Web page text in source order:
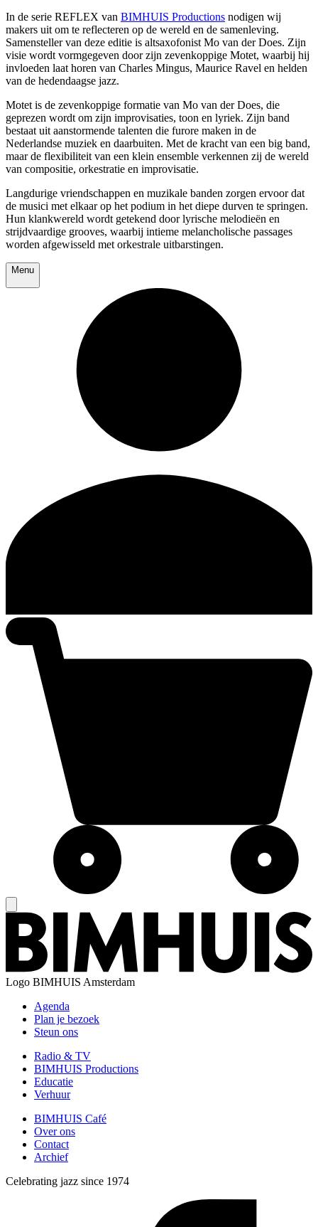
In de serie REFLEX van BIMHUIS Productions nodigen wij
makers uit om te reflecteren op de wereld en de samenleving.
Samensteller van deze editie is altsaxofonist Mo van der Does. Zijn
visie wordt vormgegeven door zijn zevenkoppige Motet, waarbij hij
invloeden laat horen van Charles Mingus, Maurice Ravel en helden
van de hedendaagse jazz.
Motet is de zevenkoppige formatie van Mo van der Does, die
geprezen wordt om zijn improvisaties, toon en lyriek. Zijn band
bestaat uit aanstormende talenten die furore maken in de
Nederlandse muziek en daarbuiten. Met de kracht van een big band,
maar de flexibiliteit van een klein ensemble verkennen zij de wereld
van compositie, orkestratie en improvisatie.
Langdurige vriendschappen en muzikale banden zorgen ervoor dat
de musici met elkaar op het podium in het diepe durven te springen.
Hun klankwereld wordt getekend door lyrische melodieën en
strijdvaardige grooves, waarbij intieme melancholische passages
worden afgewisseld met orkestrale uitbarstingen.
Menu
Logo BIMHUIS Amsterdam
Agenda
Plan je bezoek
Steun ons
Radio & TV
BIMHUIS Productions
Educatie
Verhuur
BIMHUIS Café
Over ons
Contact
Archief
Celebrating jazz since 1974